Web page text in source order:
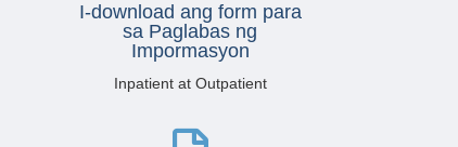
I-download ang form para
sa Paglabas ng
Impormasyon
Inpatient at Outpatient